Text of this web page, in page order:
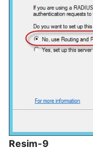
Resim-9